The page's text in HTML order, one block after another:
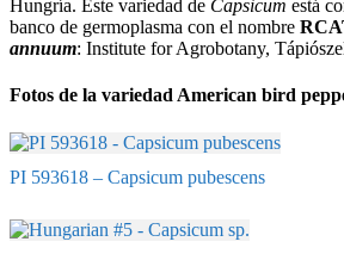
Hungría. Este variedad de Capsicum está
banco de germoplasma con el nombre
annuum: Institute for Agrobotany,
Fotos de la variedad American bird
PI 593618 – Capsicum pubescens